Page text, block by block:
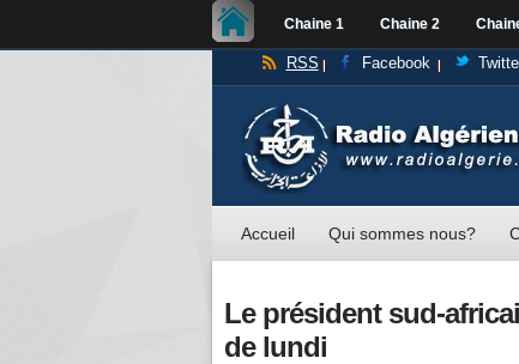
Chaine 1 Chaine 2
RSS Facebook
Accueil Qui sommes nous?
Le président sud-
de lundi